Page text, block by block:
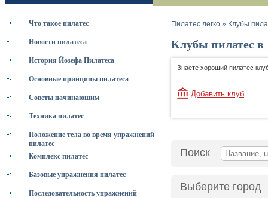
Что такое пилатес
Новости пилатеса
История Йозефа Пилатеса
Основные принципы пилатеса
Советы начинающим
Техника пилатес
Положение тела во время упражнений
пилатес
Комплекс пилатес
Базовые упражнения пилатес
Последовательность упражнений
Пилатес легко » Клубы
Клубы пилатес в
Знаете хороший пилатес
Добавить клуб
Поиск
Выберите город